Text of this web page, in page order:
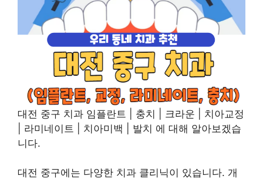
대전 중구 치과 임플란트 | 충치 | 크라운 | 치아교정
| 라미네이트 | 치아미백 | 발치 에 대해 알아보겠습
니다.
대전 중구에는 다양한 치과 클리닉이 있습니다. 개